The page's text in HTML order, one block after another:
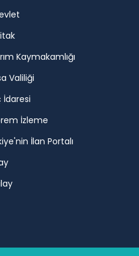
Kaymakamlığı
Valiliği
İdaresi
İzleme
İlan Portalı